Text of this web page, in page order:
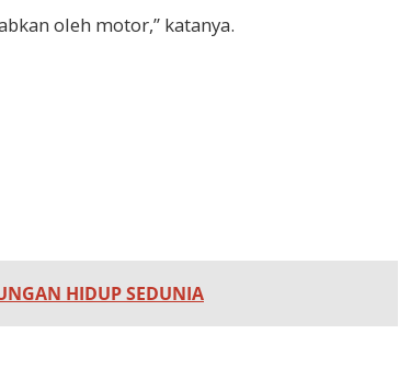
oleh motor,” katanya.
HIDUP SEDUNIA